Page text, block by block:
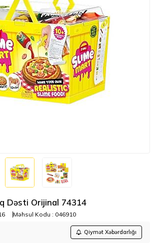
Dəsti Orijinal 74314
Məhsul Kodu : 046910
Qiymət Xəbərdarlığı